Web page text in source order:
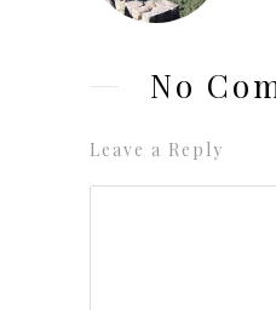
No
Leave a Reply